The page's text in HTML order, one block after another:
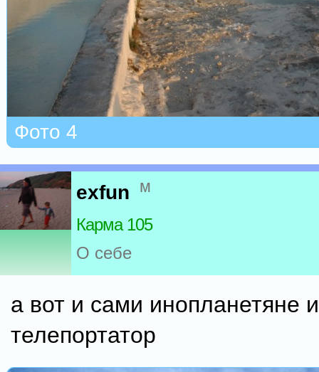
Фото 4
exfun м
Карма 105
О себе
а вот и сами инопланетяне и
телепортатор